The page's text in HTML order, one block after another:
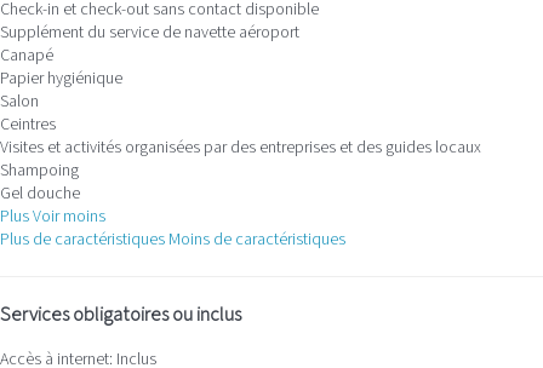
Check-in et check-out sans contact disponible
Supplément du service de navette aéroport
Canapé
Papier hygiénique
Salon
Ceintres
Visites et activités organisées par des entreprises et des guides locaux
Shampoing
Gel douche
PlusVoir moins
Plus de caractéristiques Moins de caractéristiques
Services obligatoires ou inclus
Accès à internet: Inclus